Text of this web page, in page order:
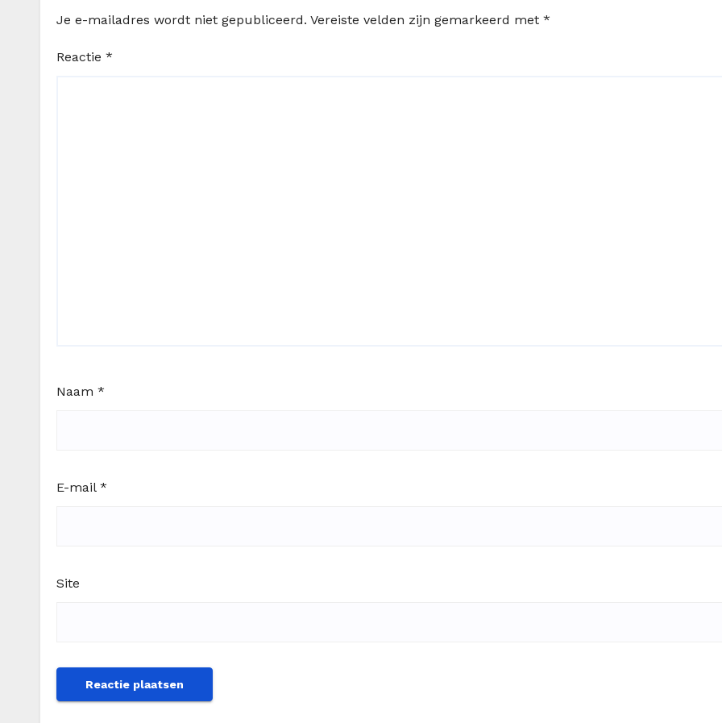
Je e-mailadres wordt niet gepubliceerd. Vereiste velden zijn gemarkeerd met *
Reactie *
Naam *
E-mail *
Site